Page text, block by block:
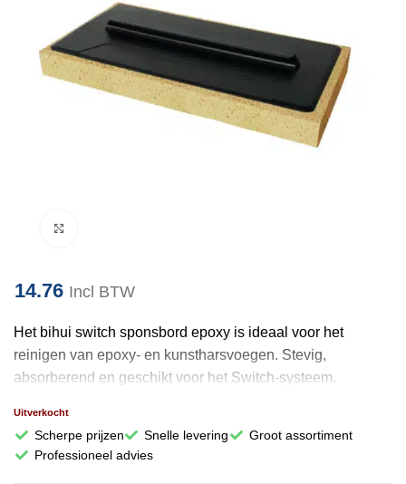
14.76 Incl BTW
Het bihui switch sponsbord epoxy is ideaal voor het
reinigen van epoxy- en kunstharsvoegen. Stevig,
absorberend en geschikt voor het Switch-systeem.
Uitverkocht
Scherpe prijzen Snelle levering
Groot assortiment
Professioneel advies